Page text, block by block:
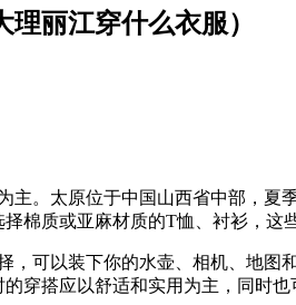
丽江穿什么衣服）
主。太原位于中国山西省中部，
棉质或亚麻材质的T恤、衬衫，这
，可以装下你的水壶、相机、地
穿搭应以舒适和实用为主，同时